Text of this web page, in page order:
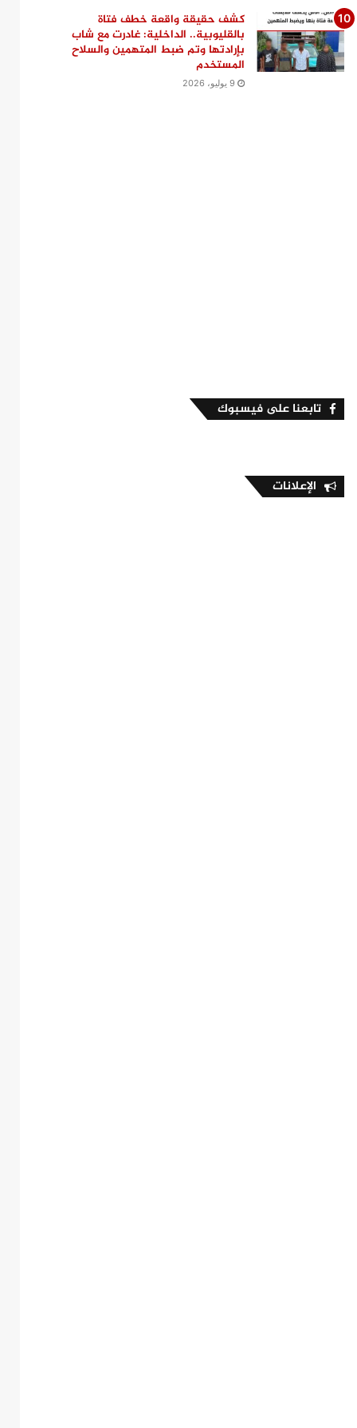
كشف حقيقة واقعة خطف فتاة
بالقليوبية.. الداخلية: غادرت مع شاب
بإرادتها وتم ضبط المتهمين والسلاح
المستخدم
9 يوليو، 2026
تابعنا على فيسبوك
الإعلانات